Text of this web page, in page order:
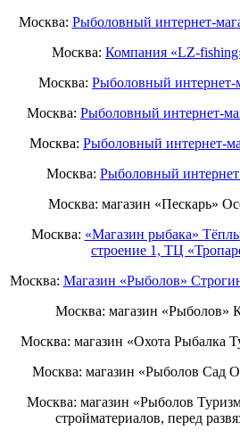
Москва: Рыболовный интернет-
Москва: Компания «LZ-
Москва: Рыболовный интернет-
Москва: Рыболовный интернет-
Москва: Рыболовный
Москва: Рыболовный
Москва: магазин «Пескарь»
Москва: «Магазин рыбака»
строение 1, ТЦ
Москва: Магазин «Рыболов»
Москва: магазин «Рыболов»
Москва: магазин «Охота Рыбалка
Москва: магазин «Рыболов Сад
Москва: магазин «Рыболов
стройматериалов, перед